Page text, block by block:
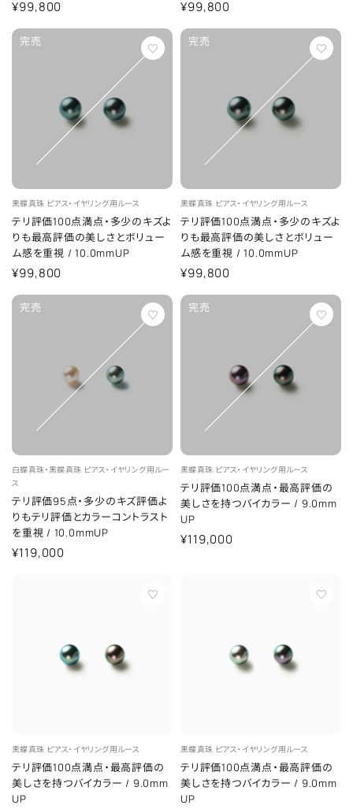
¥99,800 ¥99,800
黒蝶真珠 ピアス・イヤリング用ルース
テリ評価100点満点・多少のキズよ
りも最高評価の美しさとボリュー
ム感を重視 /10.0mmUP
¥99,800
完売
黒蝶真珠 ピアス・イヤリング用ルース
テリ評価100点満点・多少のキズよ
りも最高評価の美しさとボリュー
ム感を重視 /10.0mmUP
¥99,800
完売
白蝶真珠・黒蝶真珠 ピアス・イヤリング用ルー
ス
テリ評価95点・多少のキズ評価よ
りもテリ評価とカラーコントラスト
を重視 / 10.0mmUP
¥119,000
完売
黒蝶真珠 ピアス・イヤリング用ルース
テリ評価100点満点・最高評価の
美しさを持つバイカラー / 9.0mm
UP
¥119,000
完売
黒蝶真珠 ピアス・イヤリング用ルース
テリ評価100点満点・最高評価の
美しさを持つバイカラー / 9.0mm
UP
黒蝶真珠 ピアス・イヤリング用ルース
テリ評価100点満点・最高評価の
美しさを持つバイカラー / 9.0mm
UP